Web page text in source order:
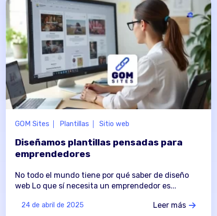
GOM Sites Plantillas Sitio web
Diseñamos plantillas pensadas para
emprendedores
No todo el mundo tiene por qué saber de diseño
web Lo que sí necesita un emprendedor es...
24 de abril de 2025 Leer más